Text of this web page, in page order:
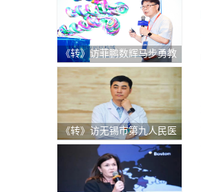
破解科研服务"不可能三
角"的硬核逻辑
《转》访菲鹏数辉马步勇教
授｜AI与分子模拟引领生物
医药创新，“构象选择机制”
开辟药物动态设计新纪元
《转》访无锡市第九人民医
院科教科主任赵刚